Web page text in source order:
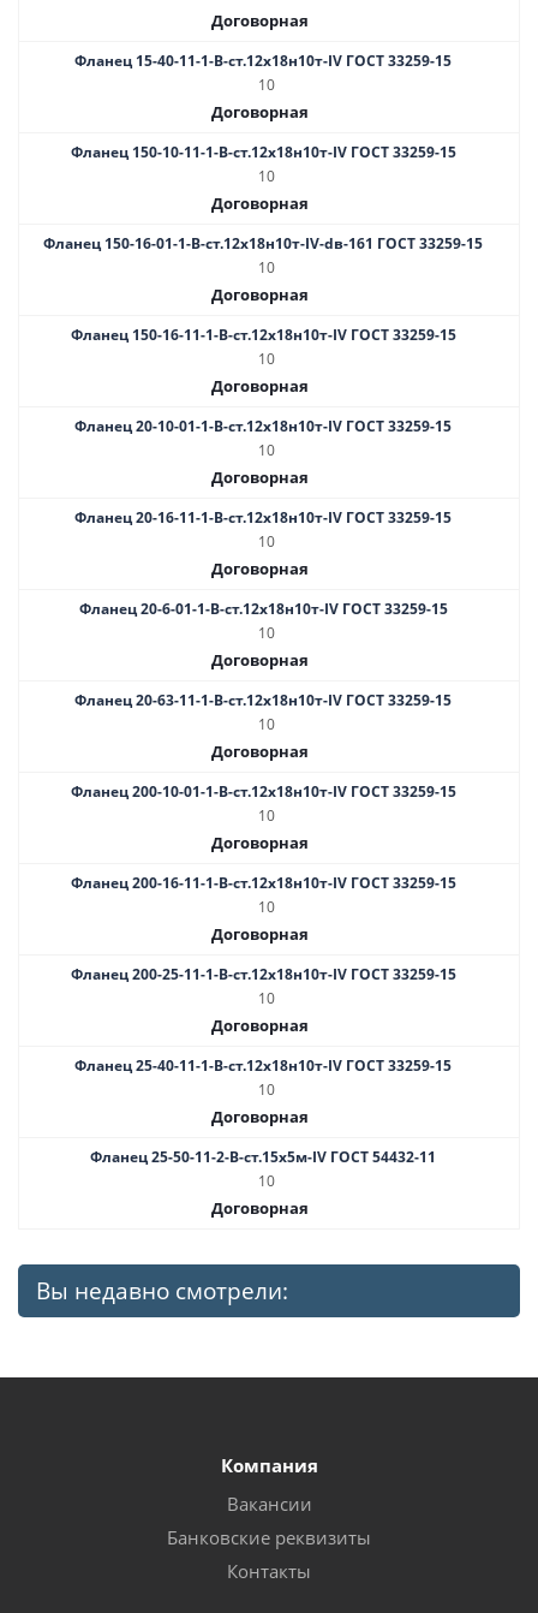
Договорная
Фланец 15-40-11-1-B-ст.12х18н10т-IV ГОСТ 33259-15
10
Договорная
Фланец 150-10-11-1-В-ст.12х18н10т-IV ГОСТ 33259-15
10
Договорная
Фланец 150-16-01-1-B-ст.12х18н10т-IV-dв-161 ГОСТ 33259-15
10
Договорная
Фланец 150-16-11-1-B-ст.12х18н10т-IV ГОСТ 33259-15
10
Договорная
Фланец 20-10-01-1-В-ст.12х18н10т-IV ГОСТ 33259-15
10
Договорная
Фланец 20-16-11-1-B-ст.12х18н10т-IV ГОСТ 33259-15
10
Договорная
Фланец 20-6-01-1-В-ст.12х18н10т-IV ГОСТ 33259-15
10
Договорная
Фланец 20-63-11-1-B-ст.12х18н10т-IV ГОСТ 33259-15
10
Договорная
Фланец 200-10-01-1-В-ст.12х18н10т-IV ГОСТ 33259-15
10
Договорная
Фланец 200-16-11-1-B-ст.12х18н10т-IV ГОСТ 33259-15
10
Договорная
Фланец 200-25-11-1-В-ст.12х18н10т-IV ГОСТ 33259-15
10
Договорная
Фланец 25-40-11-1-B-ст.12х18н10т-IV ГОСТ 33259-15
10
Договорная
Фланец 25-50-11-2-B-ст.15х5м-IV ГОСТ 54432-11
10
Договорная
Вы недавно смотрели:
Компания
Вакансии
Банковские реквизиты
Контакты